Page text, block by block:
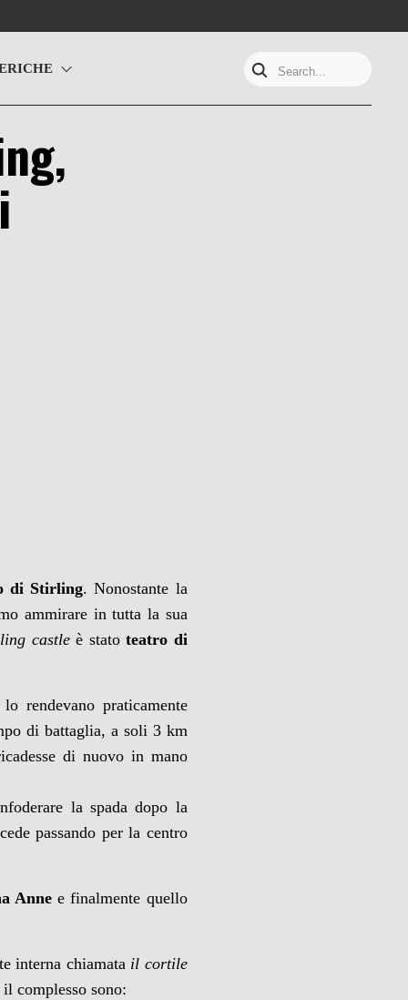
Search...
di Stirling. Nonostante la
ammirare in tutta la sua
castleè statoteatro di
rendevano praticamente
di battaglia, a soli 3 km
di nuovo in mano
la spada dopo la
passando per la centro
Anne e finalmente quello
interna chiamata il cortile
complesso sono: